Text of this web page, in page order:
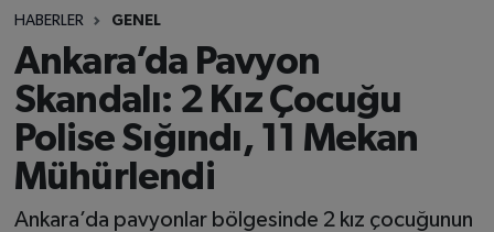
HABERLER GENEL
Ankara’da Pavyon
Skandalı: 2 Kız Çocuğu
Polise Sığındı, 11 Mekan
Mühürlendi
Ankara’da pavyonlar bölgesinde 2 kız çocuğunun
SAMSUNSPOR
SAĞLIK
TEKNOLOJİ
SPOR
Tüm Manşetler
Son Dakika Haberleri
Haber Arşivi